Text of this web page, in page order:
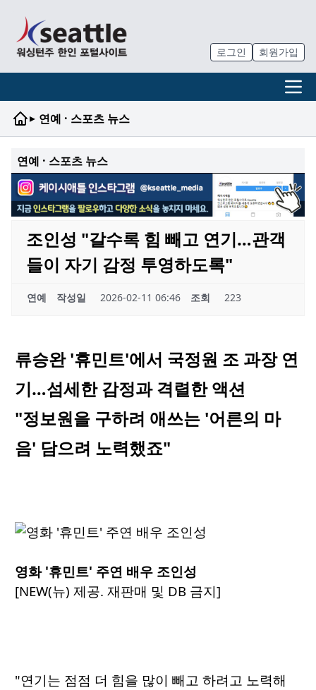
로그인 회원가입
▸ 연예 · 스포츠 뉴스
연예 · 스포츠 뉴스
조인성 "갈수록 힘 빼고 연기…관객
들이 자기 감정 투영하도록"
연예 작성일 2026-02-11 06:46 조회 223
류승완 '휴민트'에서 국정원 조 과장 연
기…섬세한 감정과 격렬한 액션
"정보원을 구하려 애쓰는 '어른의 마
음' 담으려 노력했죠"
영화 '휴민트' 주연 배우 조인성
[NEW(뉴) 제공. 재판매 및 DB 금지]
"연기는 점점 더 힘을 많이 빼고 하려고 노력해